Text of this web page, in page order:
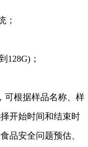
；
128G)；
可根据样品名称、样
开始时间和结束时
品安全问题预估、